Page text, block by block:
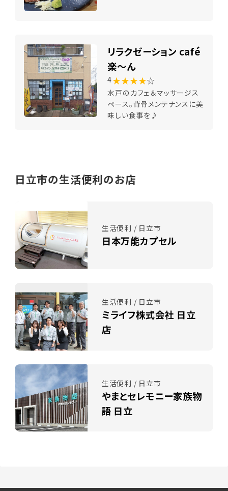
リラクゼーション café
楽～ん
4★★★★☆
水戸のカフェ＆マッサージス
ペース。背骨メンテナンスに美
味しい食事を♪
日立市の生活便利のお店
生活便利 / 日立市
日本万能カプセル
生活便利 / 日立市
ミライフ株式会社 日立
店
生活便利 / 日立市
やまとセレモニー家族物
語 日立